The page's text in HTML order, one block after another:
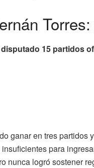
15 partidos
ganar en tres partidos
insuficientes para
nunca logró sostener